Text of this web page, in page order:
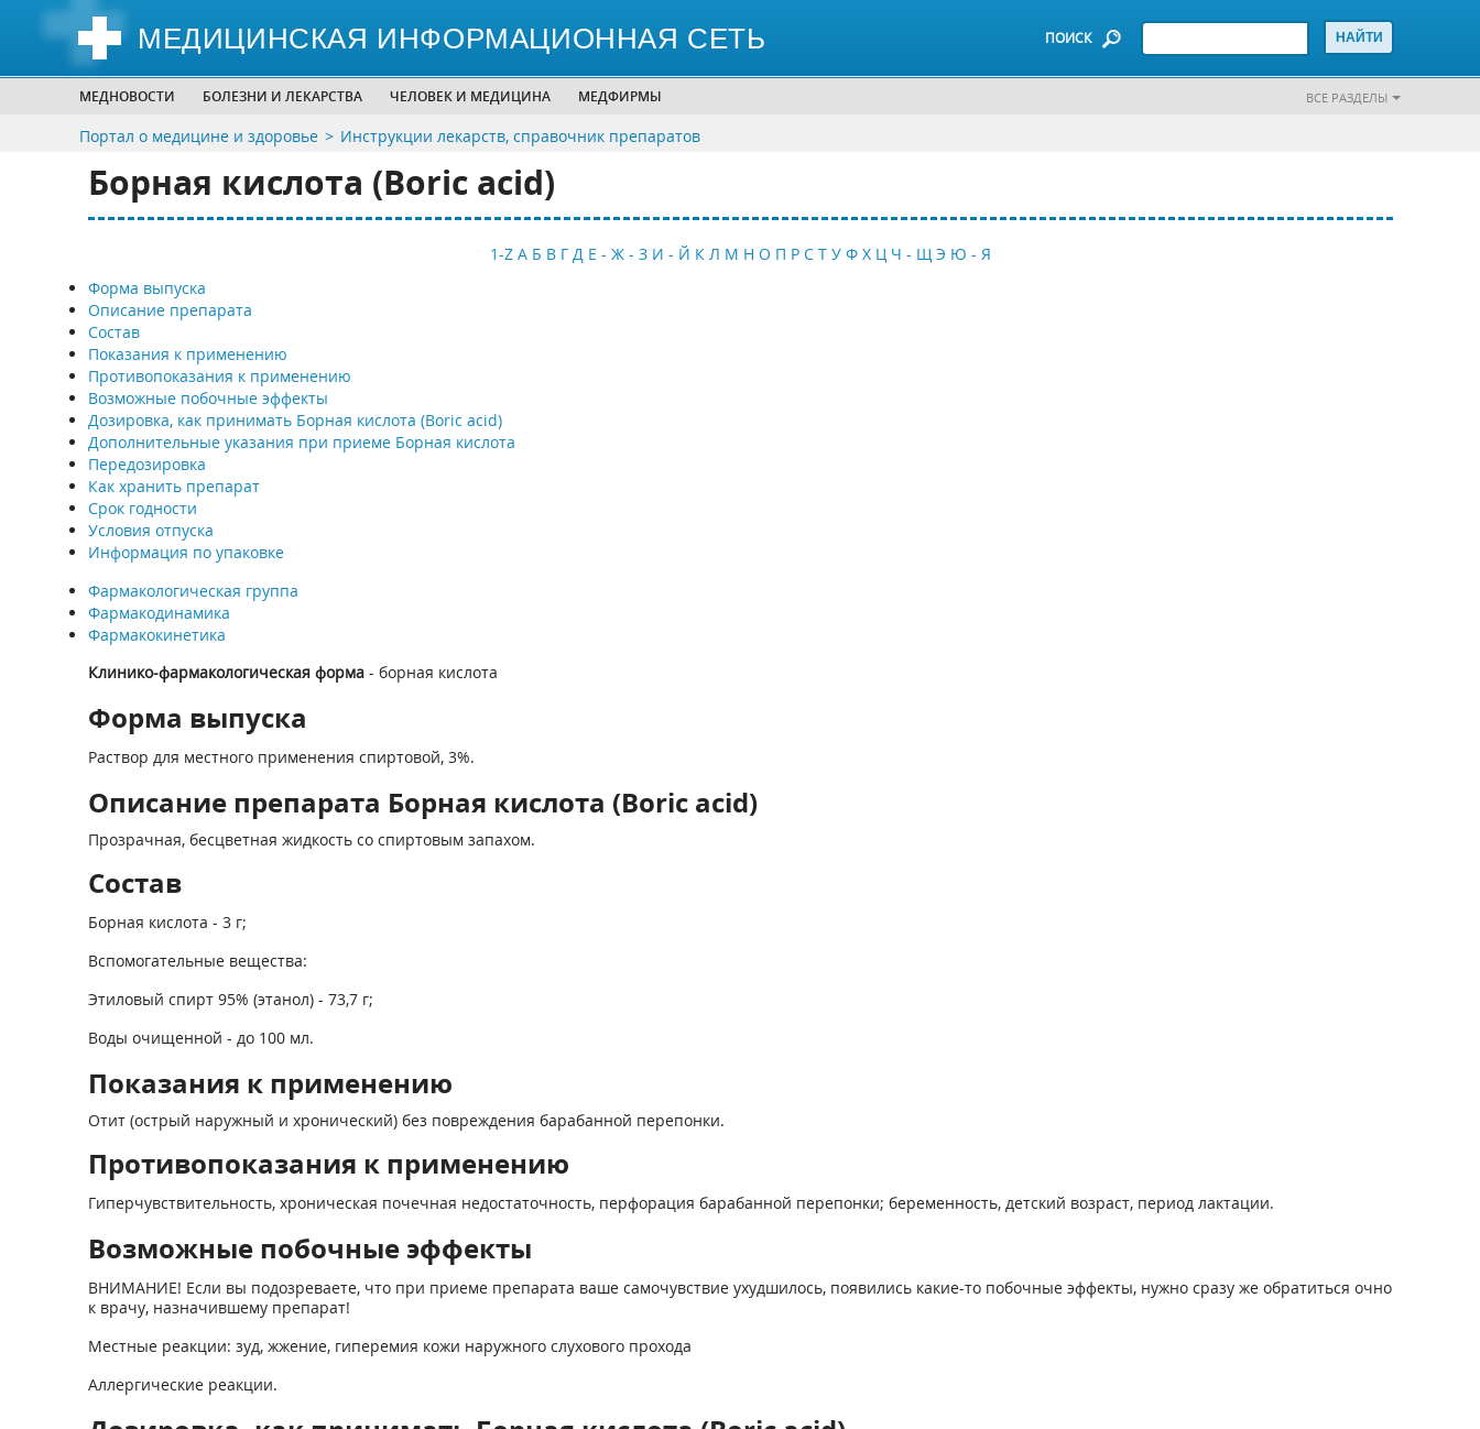
МЕДИЦИНСКАЯ ИНФОРМАЦИОННАЯ СЕТЬ ПОИСК
МЕДНОВОСТИ БОЛЕЗНИ И ЛЕКАРСТВА ЧЕЛОВЕК И МЕДИЦИНА МЕДФИРМЫ ВСЕ РАЗДЕЛЫ
Портал о медицине и здоровье Инструкции лекарств, справочник препаратов
Борная кислота (Boric acid)
1-Z А Б В Г Д Е - Ж - З И - Й К Л М Н О П Р С Т У Ф Х Ц Ч - Щ Э Ю - Я
Форма выпуска
Описание препарата
Состав
Показания к применению
Противопоказания к применению
Возможные побочные эффекты
Дозировка, как принимать Борная кислота (Boric acid)
Дополнительные указания при приеме Борная кислота
Передозировка
Как хранить препарат
Срок годности
Условия отпуска
Информация по упаковке
Фармакологическая группа
Фармакодинамика
Фармакокинетика
Клинико-фармакологическая форма- борная кислота
Форма выпуска
Раствор для местного применения спиртовой, 3%.
Описание препарата Борная кислота (Boric acid)
Прозрачная, бесцветная жидкость со спиртовым запахом.
Состав
Борная кислота - 3 г;
Вспомогательные вещества:
Этиловый спирт 95% (этанол) - 73,7 г;
Воды очищенной - до 100 мл.
Показания к применению
Отит (острый наружный и хронический) без повреждения барабанной перепонки.
Противопоказания к применению
Гиперчувствительность, хроническая почечная недостаточность, перфорация барабанной перепонки; беременность, детский возраст, период лактации.
Возможные побочные эффекты
ВНИМАНИЕ! Если вы подозреваете, что при приеме препарата ваше самочувствие ухудшилось, появились какие-то побочные эффекты, нужно сразу же обратиться очно
к врачу, назначившему препарат!
Местные реакции: зуд, жжение, гиперемия кожи наружного слухового прохода
Аллергические реакции.